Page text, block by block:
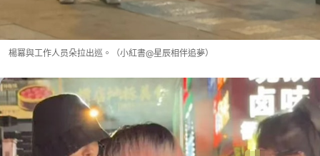
楊冪與工作人员朵拉出巡。（小紅書@星辰相伴追夢）